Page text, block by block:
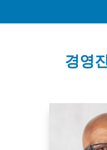
경영